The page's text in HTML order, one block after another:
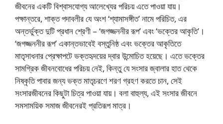
জীবনের একটি বিশ্বাসযোগ্য আলেখ্যের পরিচয় এতে পাওয়া যায়।
পক্ষান্তরে, শাক্ত পদাবলীর যে অংশ ‘শ্যামাসঙ্গীত’ নামে পরিচিত, এর
অন্তর্ভুক্ত দুটি প্রধান শ্রেণী – ‘জগজ্জননীর রূপ’ এবং ‘ভক্তের আকৃতি’।
‘জগজ্জননীর রূপ’ একান্তভাবেই বস্তুনিষ্ঠ এবং ভক্তের আকৃতিতে
মাতৃসাধনার প্রেক্ষাপটে ভক্তহৃদয়ের দ্বার উন্মোচিত হয়েছে। এতে ভক্তের
সামগ্রিক জীবনবোধের পরিচয় নেই, কিন্তু যে সংসার জ্বালার হাত থেকে
নিষ্কৃতি পাবার জন্য ভক্ত মাতৃচরণে শরণ গ্রহণ করতে চান, সেই
সংসারজীবনের কিছুটা চিত্র পাওয়া যায়। বলা বাহুল্য, এই সংসার জীবনে
সমসাময়িক সমাজ জীবনেরই প্রতিরূপ মাত্র।